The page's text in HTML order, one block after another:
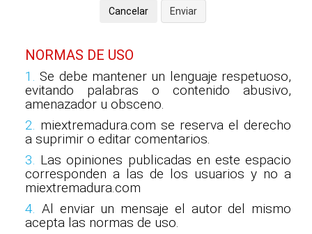
NORMAS DE USO
1. Se debe mantener un lenguaje respetuoso,
evitando palabras o contenido abusivo,
amenazador u obsceno.
2. miextremadura.com se reserva el derecho
a suprimir o editar comentarios.
3. Las opiniones publicadas en este espacio
corresponden a las de los usuarios y no a
miextremadura.com
4. Al enviar un mensaje el autor del mismo
acepta las normas de uso.